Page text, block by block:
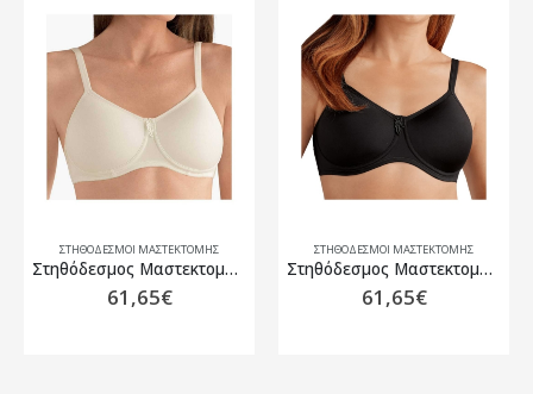
ΣΤΗΘΌΔΕΣΜΟΙ ΜΑΣΤΕΚΤΟΜΉΣ
Στηθόδεσμος Μαστεκτομής Amoena Lara SB Off White
61,65€
ΣΤΗΘΌΔΕΣΜΟΙ ΜΑΣΤΕΚΤΟΜΉΣ
Στηθόδεσμος Μαστεκτομής Amoena Lara SB Μαύρο
61,65€